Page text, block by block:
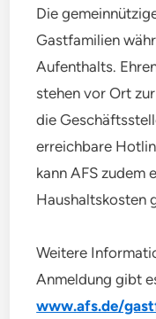
Die
Gastfamilien
Aufenthalts.
stehen vor Ort
die
erreichbare
kann AFS zudem
Haushaltskosten
Weitere
Anmeldung gibt
www.afs.de/